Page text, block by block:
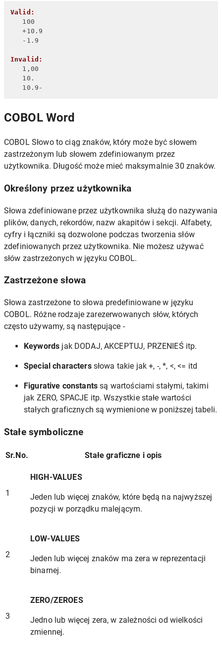
Valid:
   100
   +10.9
   -1.9
Invalid:
   1,00
   10.
   10.9-
COBOL Word
COBOL Słowo to ciąg znaków, który może być słowem
zastrzeżonym lub słowem zdefiniowanym przez
użytkownika. Długość może mieć maksymalnie 30 znaków.
Określony przez użytkownika
Słowa zdefiniowane przez użytkownika służą do nazywania
plików, danych, rekordów, nazw akapitów i sekcji. Alfabety,
cyfry i łączniki są dozwolone podczas tworzenia słów
zdefiniowanych przez użytkownika. Nie możesz używać
słów zastrzeżonych w języku COBOL.
Zastrzeżone słowa
Słowa zastrzeżone to słowa predefiniowane w języku
COBOL. Różne rodzaje zarezerwowanych słów, których
często używamy, są następujące -
Keywords jak DODAJ, AKCEPTUJ, PRZENIEŚ itp.
Special characterssłowa takie jak +, -, *, <, <= itd
Figurative constants są wartościami stałymi, takimi
jak ZERO, SPACJE itp. Wszystkie stałe wartości
stałych graficznych są wymienione w poniższej tabeli.
Stałe symboliczne
Sr.No. Stałe graficzne i opis
1
HIGH-VALUES
Jeden lub więcej znaków, które będą na najwyższej
pozycji w porządku malejącym.
2
LOW-VALUES
Jeden lub więcej znaków ma zera w reprezentacji
binarnej.
3
ZERO/ZEROES
Jedno lub więcej zera, w zależności od wielkości
zmiennej.